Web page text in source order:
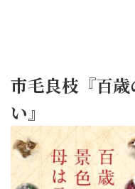
市毛良枝『百
い』